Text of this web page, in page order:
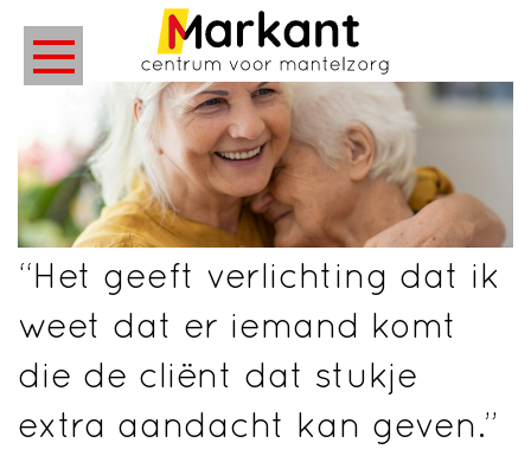
“Het geeft verlichting dat ik
weet dat er iemand komt
die de cliënt dat stukje
extra aandacht kan geven.”